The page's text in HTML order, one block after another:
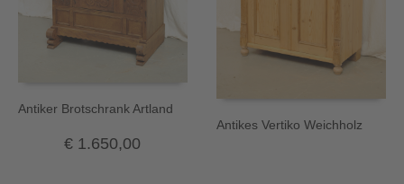
Antiker Brotschrank Artland
€ 1.650,00
Antikes Vertiko Weichholz